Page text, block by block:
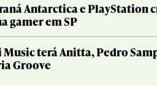
Antarctica e PlayStation
gamer em SP
terá Anitta, Pedro
Groove